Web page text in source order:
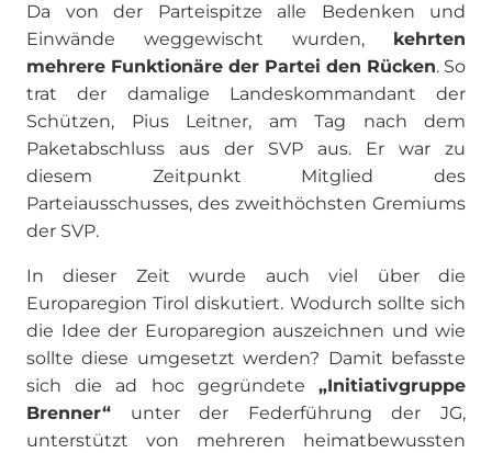
Da von der Parteispitze alle Bedenken und
Einwände weggewischt wurden,
kehrten
mehrere Funktionäre der Partei den Rücken. So
trat der damalige Landeskommandant der
Schützen, Pius Leitner, am Tag nach dem
Paketabschluss aus der SVP aus. Er war zu
diesem Zeitpunkt Mitglied des
Parteiausschusses, des zweithöchsten Gremiums
der SVP.
In dieser Zeit wurde auch viel über die
Europaregion Tirol diskutiert. Wodurch sollte sich
die Idee der Europaregion auszeichnen und wie
sollte diese umgesetzt werden? Damit befasste
sich die ad hoc gegründete „Initiativgruppe
Brenner“ unter der Federführung der JG,
unterstützt von mehreren heimatbewussten